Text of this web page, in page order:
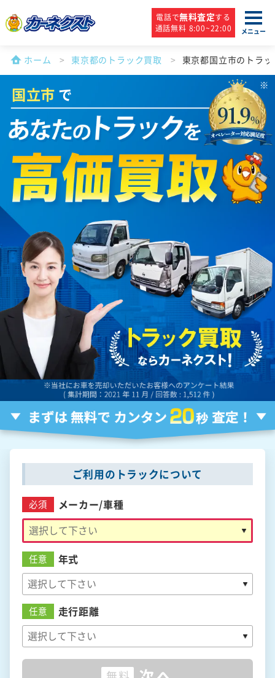
電話で無料査定する
通話無料 8:00~22:00
メニュー
ホーム 東京都のトラック買取 東京都国立市のトラ
国立市 で
ご利用のトラックについて
必須 メーカー/車種
任意 年式
任意 走行距離